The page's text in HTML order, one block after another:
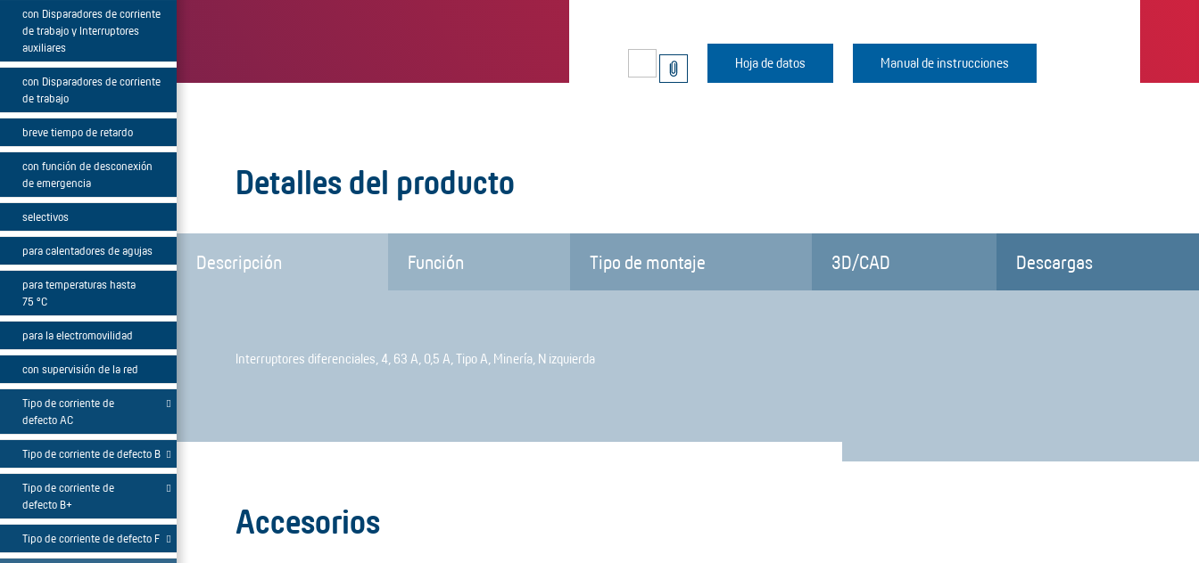
con Disparadores de corriente
de trabajo y Interruptores
auxiliares
con Disparadores de corriente
de trabajo
breve tiempo de retardo
con función de desconexión
de emergencia
selectivos
para calentadores de agujas
para temperaturas hasta
75 °C
para la electromovilidad
con supervisión de la red
Tipo de corriente de
defecto AC
Tipo de corriente de defecto B
Tipo de corriente de
defecto B+
Tipo de corriente de defecto F
Hoja de datos Manual de instrucciones
Detalles del producto
Descripción Función Tipo de montaje 3D/CAD Descargas
Interruptores diferenciales, 4, 63 A, 0,5 A, Tipo A, Minería, N izquierda
Accesorios